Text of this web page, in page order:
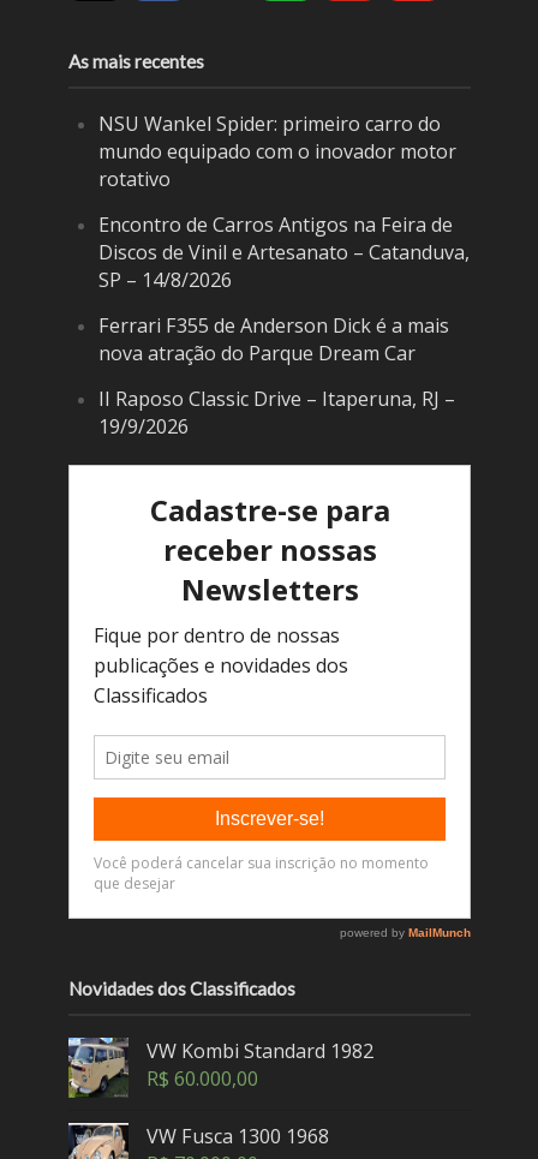
As mais recentes
NSU Wankel Spider: primeiro carro do
mundo equipado com o inovador motor
rotativo
Encontro de Carros Antigos na Feira de
Discos de Vinil e Artesanato – Catanduva,
SP – 14/8/2026
Ferrari F355 de Anderson Dick é a mais
nova atração do Parque Dream Car
II Raposo Classic Drive – Itaperuna, RJ –
19/9/2026
Novidades dos Classificados
VW Kombi Standard 1982
R$ 60.000,00
VW Fusca 1300 1968